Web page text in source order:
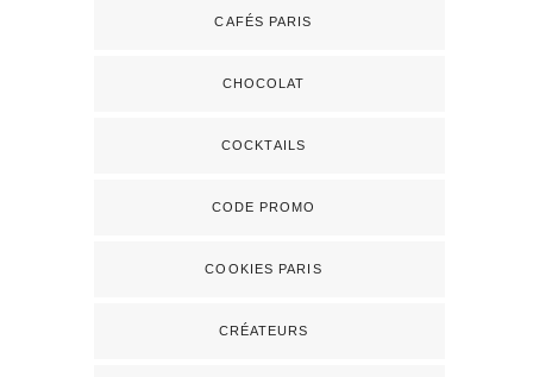
CAFÉS PARIS
CHOCOLAT
COCKTAILS
CODE PROMO
COOKIES PARIS
CRÉATEURS